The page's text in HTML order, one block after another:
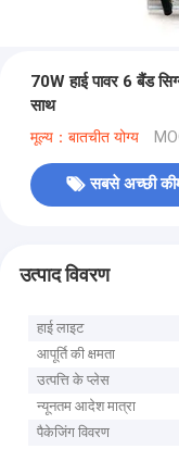
70W हाई पावर 6 बैंड
साथ
मूल्य：बातचीत योग्य
सबसे अच्छी
उत्पाद विवरण
हाई लाइट
आपूर्ति की क्षमता
उत्पत्ति के प्लेस
न्यूनतम आदेश मात्रा
पैकेजिंग विवरण